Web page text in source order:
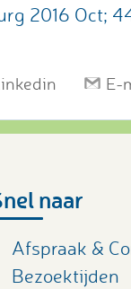
2016 Oct; 44
E-
naar
Afspraak &
Bezoektijden